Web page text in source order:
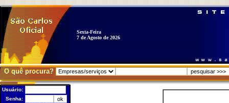
Sexta-Feira
7 de Agosto de 2026
O quê procura?
Usuário:
Senha: